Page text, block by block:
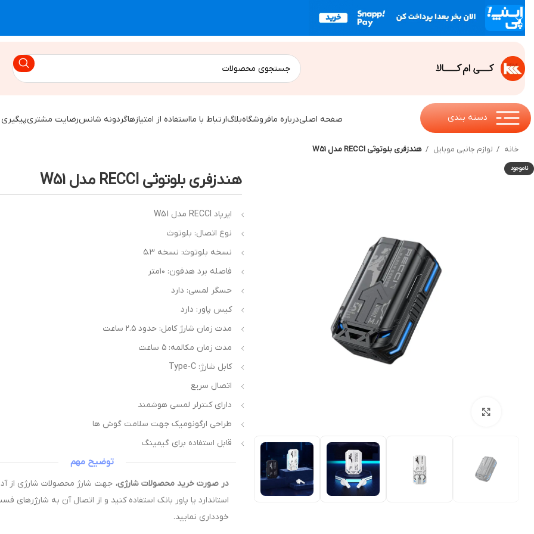
دسته بندی صفحه اصلیدرباره مافروشگاهبلاگارتباط با مااستفاده از امتیازهاگردونه شانسرضایت مشتری
خانه لوازم جانبی موبایل هندزفری بلوتوثی RECCI مدل W51
ناموجود
هندزفری بلوتوثی RECCI مدل W51
ایرپاد RECCI مدل W51
نوع اتصال: بلوتوث
نسخه بلوتوث: نسخه ۵.۳
فاصله برد هدفون: ۱۰متر
حسگر لمسی: دارد
کیس پاور: دارد
مدت زمان شارژ کامل: حدود ۲.۵ ساعت
مدت زمان مکالمه: ۵ ساعت
کابل شارژ: Type-C
اتصال سریع
دارای کنترلر لمسی هوشمند
طراحی ارگونومیک جهت سلامت گوش ها
قابل استفاده برای گیمینگ
توضیح مهم
در صورت خرید محصولات شارژی،
استاندارد یا پاور بانک استفاده کنید و از اتصال آن به شارژرهای
خودداری نمایید.